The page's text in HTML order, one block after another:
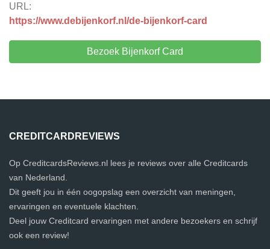
URL:
https://www.debijenkorf.nl/de-bijenkorf-card
Bezoek Bijenkorf Card
CREDITCARDREVIEWS
Op CreditcardsReviews.nl lees je reviews over alle Creditcards
van Nederland.
Dit geeft jou in één oogopslag een overzicht van meningen,
ervaringen en eventuele klachten.
Deel jouw Creditcard ervaringen met andere bezoekers en schrijf
ook een review!